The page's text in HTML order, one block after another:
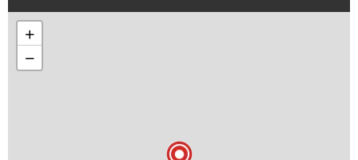
+
−